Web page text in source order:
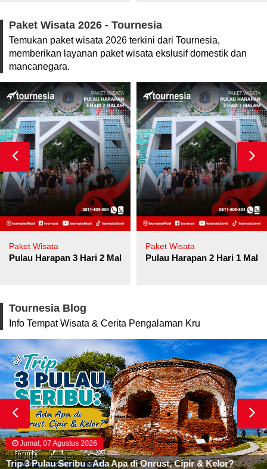
Paket Wisata 2026 - Tournesia
Temukan paket wisata 2026 terkini dari Tournesia,
memberikan layanan paket wisata ekslusif domestik dan
mancanegara.
Paket Wisata
Pulau Harapan 3 Hari 2 Malam
Paket Wisata
Pulau Harapan 2 Hari 1
Tournesia Blog
Info Tempat Wisata & Cerita Pengalaman Kru
Jumat, 07 Agustus 2026
Trip 3 Pulau Seribu : Ada Apa di Onrust, Cipir & Kelor?